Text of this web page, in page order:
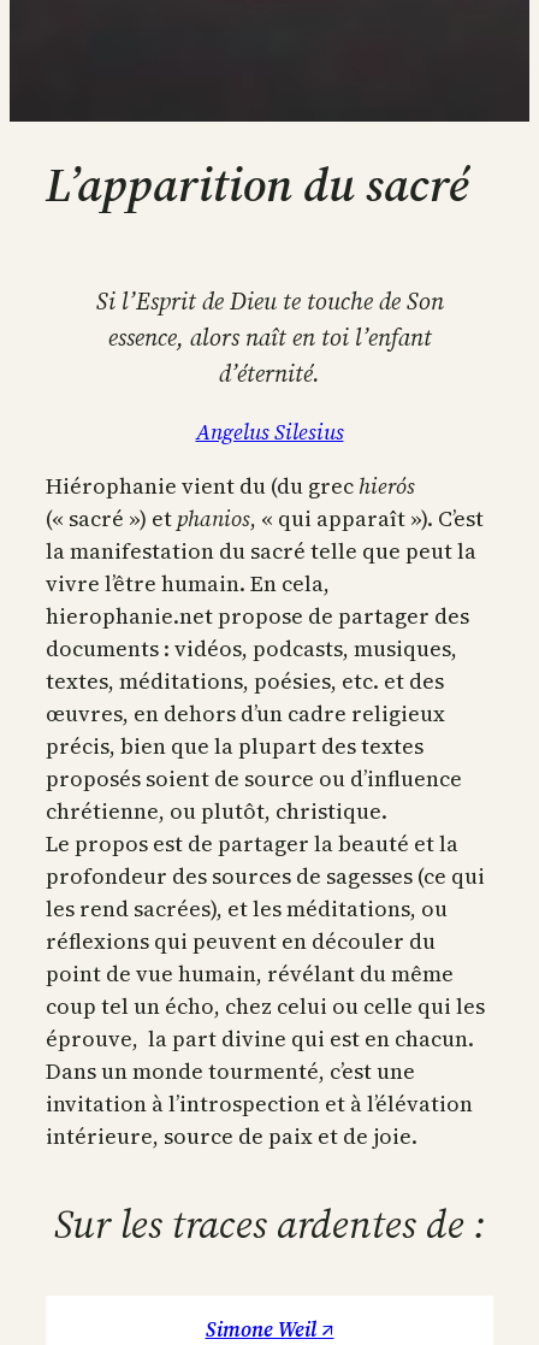
L’apparition du sacré
Si l’Esprit de Dieu te touche de Son
essence, alors naît en toi l’enfant
d’éternité.
Angelus Silesius
Hiérophanie vient du (du grec hierós
(« sacré ») et phanios, « qui apparaît »). C’est
la manifestation du sacré telle que peut la
vivre l’être humain. En cela,
hierophanie.net propose de partager des
documents : vidéos, podcasts, musiques,
textes, méditations, poésies, etc. et des
œuvres, en dehors d’un cadre religieux
précis, bien que la plupart des textes
proposés soient de source ou d’influence
chrétienne, ou plutôt, christique.
Le propos est de partager la beauté et la
profondeur des sources de sagesses (ce qui
les rend sacrées), et les méditations, ou
réflexions qui peuvent en découler du
point de vue humain, révélant du même
coup tel un écho, chez celui ou celle qui les
éprouve, la part divine qui est en chacun.
Dans un monde tourmenté, c’est une
invitation à l’introspection et à l’élévation
intérieure, source de paix et de joie.
Sur les traces ardentes de :
Simone Weil ↗